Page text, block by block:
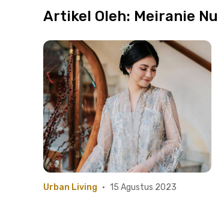
Artikel Oleh: Meiranie
Urban Living • 15 Agustus 2023